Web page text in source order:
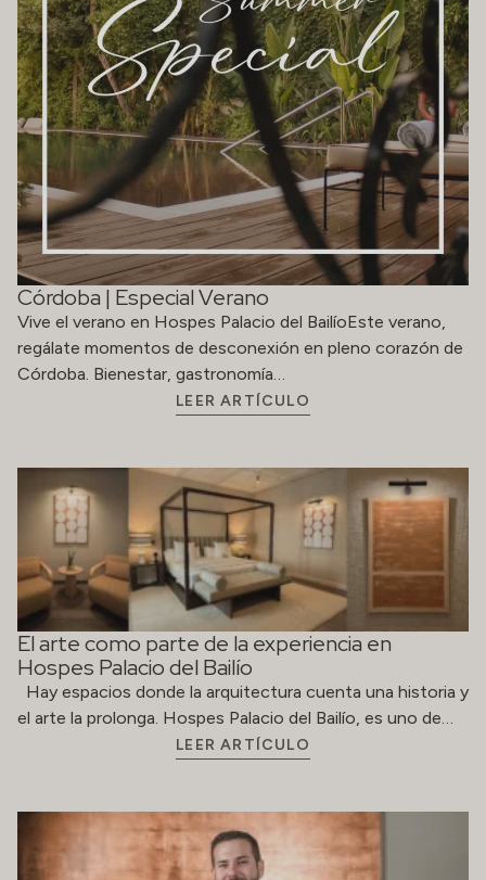
Córdoba | Especial Verano
Vive el verano en Hospes Palacio del BailíoEste verano,
regálate momentos de desconexión en pleno corazón de
Córdoba. Bienestar, gastronomía…
LEER ARTÍCULO
El arte como parte de la experiencia en
Hospes Palacio del Bailío
Hay espacios donde la arquitectura cuenta una historia y
el arte la prolonga. Hospes Palacio del Bailío, es uno de…
LEER ARTÍCULO